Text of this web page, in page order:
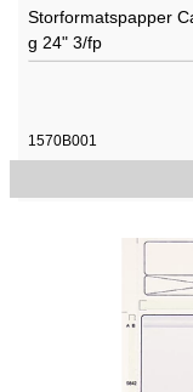
Storformatspapper
g 24" 3/fp
1570B001